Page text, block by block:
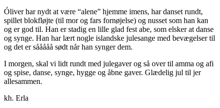
Óliver har nydt at være “alene” hjemme imens, har danset rundt,
spillet blokfløjte (til mor og fars fornøjelse) og nusset som han kan
og er god til. Han er stadig en lille glad fest abe, som elsker at danse
og synge. Han har lært nogle islandske julesange med bevægelser til
og det er sååååå sødt når han synger dem.
I morgen, skal vi lidt rundt med julegaver og så over til amma og afi
og spise, danse, synge, hygge og åbne gaver. Glædelig jul til jer
allesammen.
kh. Erla